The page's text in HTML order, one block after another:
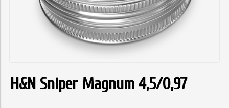
H&N Sniper Magnum 4,5/0,97